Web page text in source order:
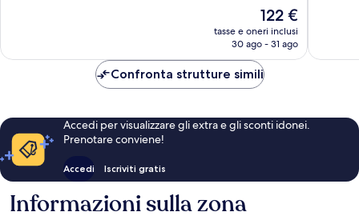
Il
prezzo
attuale
122 €
122 €
tasse e oneri inclusi
30 ago - 31 ago
Confronta strutture simili
Accedi per visualizzare gli extra e gli sconti idonei.
Prenotare conviene!
Accedi Iscriviti gratis
Informazioni sulla zona